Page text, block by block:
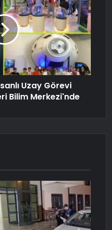
Uzay Görevi
Bilim Merkezi'nde